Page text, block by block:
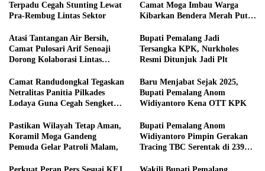
Terpadu Cegah Stunting Lewat
Pra-Rembug Lintas Sektor
Camat Moga Imbau Warga
Kibarkan Bendera Merah Putih
​Atasi Tantangan Air Bersih,
Camat Pulosari Arif Senoaji
Dorong Kolaborasi Lintas
​Bupati Pemalang Jadi
Tersangka KPK, Nurkholes
Resmi Ditunjuk Jadi Plt
​Camat Randudongkal Tegaskan
Netralitas Panitia Pilkades
Lodaya Guna Cegah Sengketa
​Baru Menjabat Sejak 2025,
Bupati Pemalang Anom
Widiyantoro Kena OTT KPK
Pastikan Wilayah Tetap Aman,
Koramil Moga Gandeng
Pemuda Gelar Patroli Malam,
Bupati Pemalang Anom
Widiyantoro Pimpin Gerakan
Tracing TBC Serentak di 239